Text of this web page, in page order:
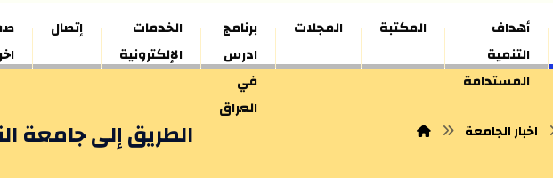
أهداف
التنمية
المستدامة
المكتبة المجلات
برنامج
ادرس
في
العراق
الخدمات
الإلكترونية
إتصال
الطريق إلى جامعة
اخبار الجامعة